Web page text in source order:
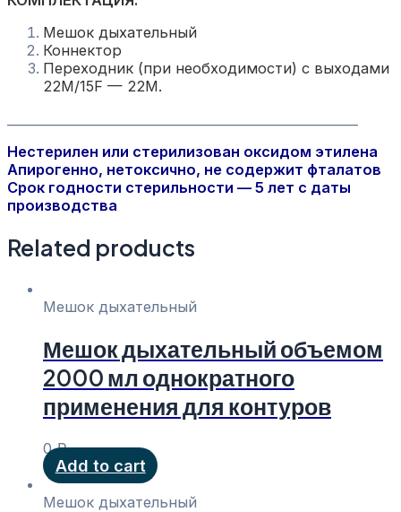
Мешок дыхательный
Коннектор
Переходник (при необходимости) с выходами
22M/15F — 22M.
Нестерилен или стерилизован оксидом этилена
Апирогенно, нетоксично, не содержит фталатов
Срок годности стерильности — 5 лет с даты
производства
Related products
Мешок дыхательный
Мешок дыхательный объемом
2000 мл однократного
применения для контуров
0₽
Add to cart
Мешок дыхательный